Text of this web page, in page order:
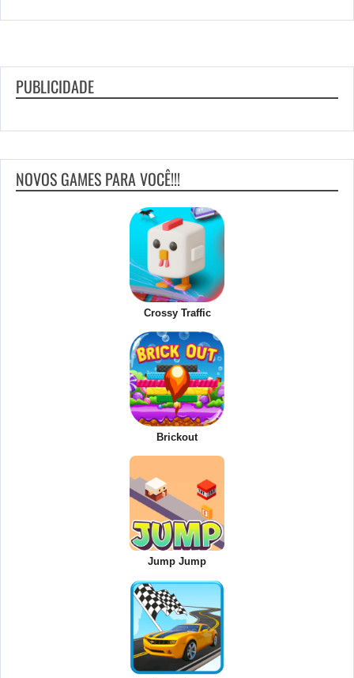
PUBLICIDADE
NOVOS GAMES PARA VOCÊ!!!
Crossy Traffic
Brickout
Jump Jump